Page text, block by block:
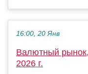
16:00, 20 Янв
Валютный
2026 г.